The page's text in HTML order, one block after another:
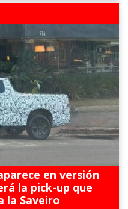
en versión
la pick-up que
la Saveiro